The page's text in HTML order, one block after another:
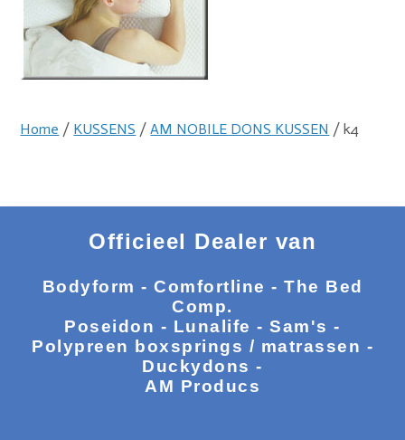
Home / KUSSENS /AM NOBILE DONS KUSSEN / k4
Officieel Dealer van
Bodyform - Comfortline - The Bed
Comp.
Poseidon - Lunalife - Sam's -
Polypreen boxsprings / matrassen -
Duckydons -
AM Producs